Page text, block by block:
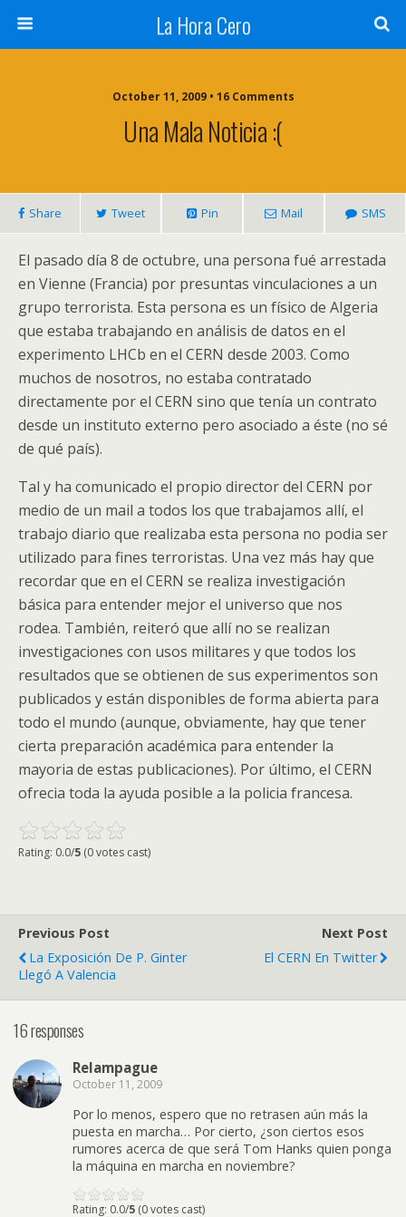
La Hora Cero
October 11, 2009 • 16 Comments
Una Mala Noticia :(
Share Tweet Pin Mail SMS
El pasado día 8 de octubre, una persona fué arrestada
en Vienne (Francia) por presuntas vinculaciones a un
grupo terrorista. Esta persona es un físico de Algeria
que estaba trabajando en análisis de datos en el
experimento LHCb en el CERN desde 2003. Como
muchos de nosotros, no estaba contratado
directamente por el CERN sino que tenía un contrato
desde un instituto externo pero asociado a éste (no sé
de qué país).
Tal y ha comunicado el propio director del CERN por
medio de un mail a todos los que trabajamos allí, el
trabajo diario que realizaba esta persona no podia ser
utilizado para fines terroristas. Una vez más hay que
recordar que en el CERN se realiza investigación
básica para entender mejor el universo que nos
rodea. También, reiteró que allí no se realizan
investigaciones con usos militares y que todos los
resultados que se obtienen de sus experimentos son
publicados y están disponibles de forma abierta para
todo el mundo (aunque, obviamente, hay que tener
cierta preparación académica para entender la
mayoria de estas publicaciones). Por último, el CERN
ofrecia toda la ayuda posible a la policia francesa.
Rating: 0.0/5 (0 votes cast)
Previous Post
La Exposición De P. Ginter
Llegó A Valencia
Next Post
El CERN En Twitter
16 responses
Relampague
October 11, 2009
Por lo menos, espero que no retrasen aún más la
puesta en marcha… Por cierto, ¿son ciertos esos
rumores acerca de que será Tom Hanks quien ponga
la máquina en marcha en noviembre?
Rating: 0.0/5 (0 votes cast)